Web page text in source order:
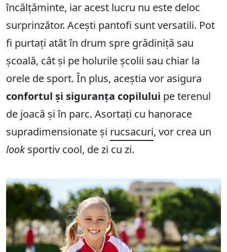
încălțăminte, iar acest lucru nu este deloc
surprinzător. Acești pantofi sunt versatili. Pot
fi purtați atât în drum spre grădiniță sau
școală, cât și pe holurile școlii sau chiar la
orele de sport. În plus, aceștia vor asigura
confortul și siguranța copilului pe terenul
de joacă și în parc. Asortați cu hanorace
supradimensionate și rucsacuri, vor crea un
looksportiv cool, de zi cu zi.